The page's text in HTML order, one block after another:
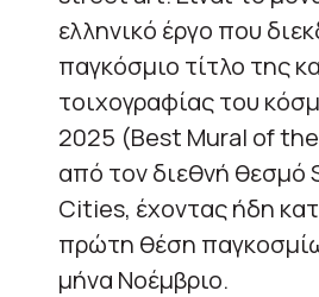
ελληνικό έργο που
παγκόσμιο τίτλο της
τοιχογραφίας του
2025 (Best Mural of
από τον διεθνή
Cities, έχοντας ήδη
πρώτη θέση
μήνα Νοέμβριο.